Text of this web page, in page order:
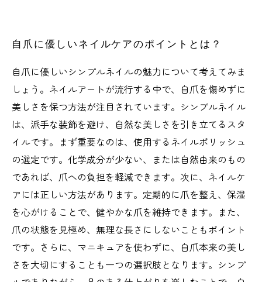
自爪に優しいネイルケアのポイントとは？
自爪に優しいシンプルネイルの魅力について考えてみま
しょう。ネイルアートが流行する中で、自爪を傷めずに
美しさを保つ方法が注目されています。シンプルネイル
は、派手な装飾を避け、自然な美しさを引き立てるスタ
イルです。まず重要なのは、使用するネイルポリッシュ
の選定です。化学成分が少ない、または自然由来のもの
であれば、爪への負担を軽減できます。次に、ネイルケ
アには正しい方法があります。定期的に爪を整え、保湿
を心がけることで、健やかな爪を維持できます。また、
爪の状態を見極め、無理な長さにしないこともポイント
です。さらに、マニキュアを使わずに、自爪本来の美し
さを大切にすることも一つの選択肢となります。シンプ